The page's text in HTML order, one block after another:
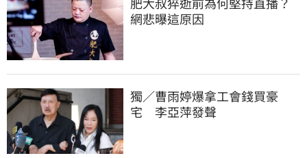
網悲曝這原因
獨／曹雨婷爆拿工會錢買豪
宅　李亞萍發聲